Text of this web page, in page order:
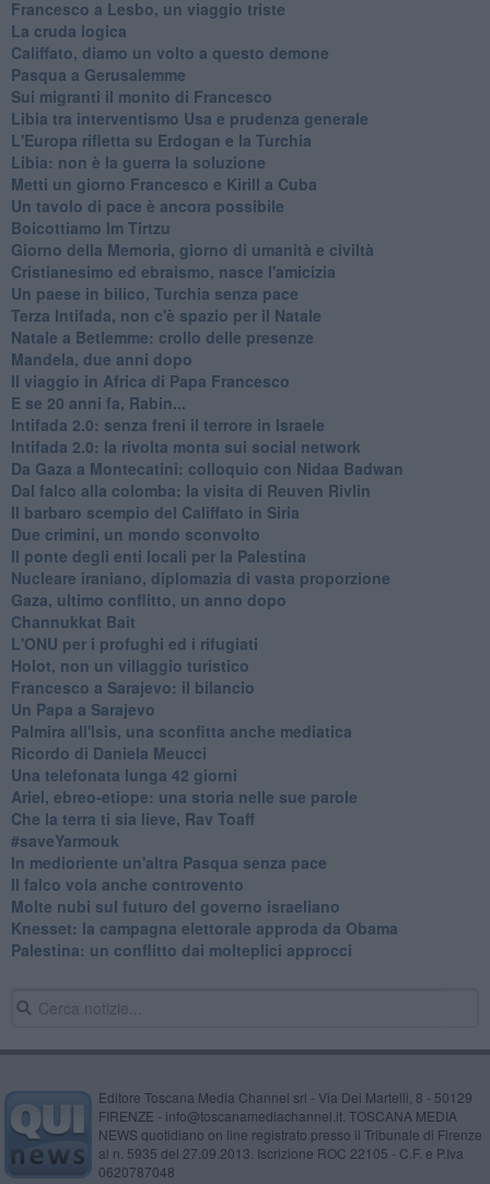
Francesco a Lesbo, un viaggio triste
La cruda logica
Califfato, diamo un volto a questo demone
Pasqua a Gerusalemme
Sui migranti il monito di Francesco
Libia tra interventismo Usa e prudenza generale
L'Europa rifletta su Erdogan e la Turchia
Libia: non è la guerra la soluzione
Metti un giorno Francesco e Kirill a Cuba
Un tavolo di pace è ancora possibile
Boicottiamo Im Tirtzu
Giorno della Memoria, giorno di umanità e civiltà
Cristianesimo ed ebraismo, nasce l'amicizia
Un paese in bilico, Turchia senza pace
Terza Intifada, non c'è spazio per il Natale
Natale a Betlemme: crollo delle presenze
Mandela, due anni dopo
Il viaggio in Africa di Papa Francesco
E se 20 anni fa, Rabin...
Intifada 2.0: senza freni il terrore in Israele
Intifada 2.0: la rivolta monta sui social network
Da Gaza a Montecatini: colloquio con Nidaa Badwan
Dal falco alla colomba: la visita di Reuven Rivlin
Il barbaro scempio del Califfato in Siria
Due crimini, un mondo sconvolto
Il ponte degli enti locali per la Palestina
Nucleare iraniano, diplomazia di vasta proporzione
Gaza, ultimo conflitto, un anno dopo
Channukkat Bait
L'ONU per i profughi ed i rifugiati
Holot, non un villaggio turistico
Francesco a Sarajevo: il bilancio
Un Papa a Sarajevo
Palmira all'Isis, una sconfitta anche mediatica
Ricordo di Daniela Meucci
​Una telefonata lunga 42 giorni
​Ariel, ebreo-etiope: una storia nelle sue parole
Che la terra ti sia lieve, Rav Toaff
​#saveYarmouk
​In medioriente un'altra Pasqua senza pace
​Il falco vola anche controvento
Molte nubi sul futuro del governo israeliano
Knesset: la campagna elettorale approda da Obama
Palestina: un conflitto dai molteplici approcci
Editore Toscana Media Channel srl - Via Dei Martelli, 8 - 50129
FIRENZE - info@toscanamediachannel.it. TOSCANA MEDIA
NEWS quotidiano on line registrato presso il Tribunale di Firenze
al n. 5935 del 27.09.2013. Iscrizione ROC 22105 - C.F. e P.Iva
0620787048